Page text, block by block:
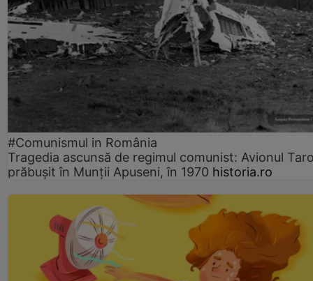
#Comunismul in România
Tragedia ascunsă de regimul comunist: Avionul
prăbușit în Munții Apuseni, în 1970 historia.ro